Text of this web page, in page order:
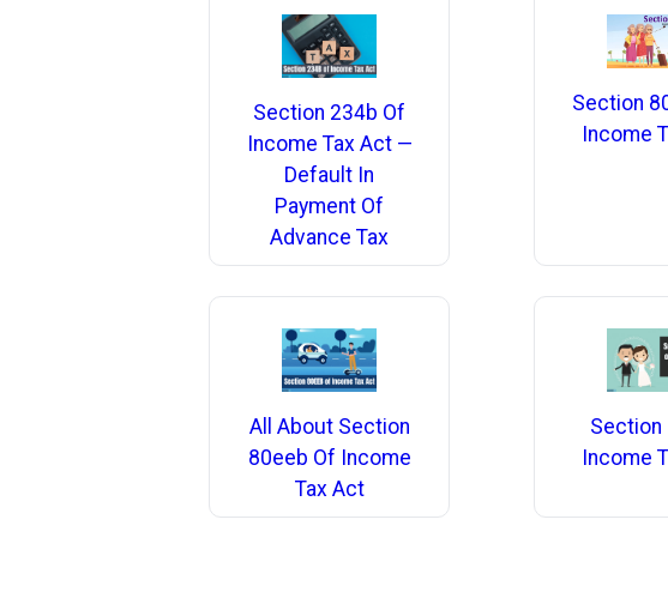
Section 234b Of
Income Tax Act —
Default In
Payment Of
Advance Tax
Section
Income
All About Section
80eeb Of Income
Tax Act
Section
Income